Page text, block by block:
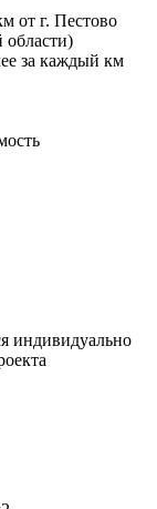
от г. Пестово
области)
за каждый км
индивидуально